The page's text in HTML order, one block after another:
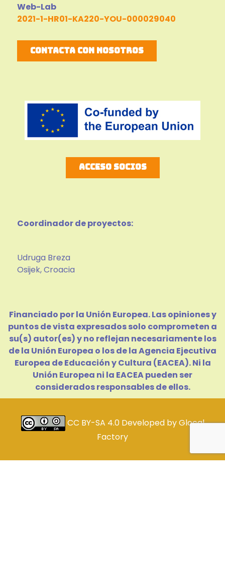
Web-Lab
2021-1-HR01-KA220-YOU-000029040
Contacta con nosotros
Acceso socios
Coordinador de proyectos:
Udruga Breza
Osijek, Croacia
Financiado por la Unión Europea. Las opiniones y
puntos de vista expresados solo comprometen a
su(s) autor(es) y no reflejan necesariamente los
de la Unión Europea o los de la Agencia Ejecutiva
Europea de Educación y Cultura (EACEA). Ni la
Unión Europea ni la EACEA pueden ser
considerados responsables de ellos.
CC BY-SA 4.0 Developed byGlocal
Factory